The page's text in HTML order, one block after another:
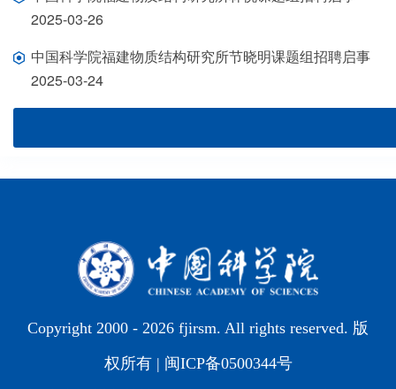
2025-03-26
中国科学院福建物质结构研究所节晓明课题组招聘启事
2025-03-24
Copyright 2000 - 2026 fjirsm. All rights reserved. 版
权所有 | 闽ICP备0500344号